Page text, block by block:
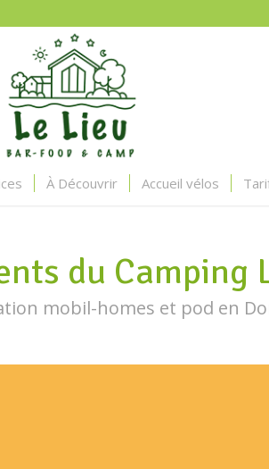
À Découvrir Accueil vélos
du Camping
mobil-homes et pod en